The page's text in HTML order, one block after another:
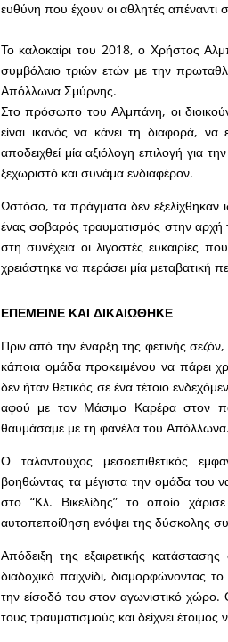
ευθύνη που έχουν οι αθλητές απέναντι
Το καλοκαίρι του 2018, ο Χρήστος
συμβόλαιο τριών ετών με την
Απόλλωνα Σμύρνης.
Στο πρόσωπο του Αλμπάνη, οι
είναι ικανός να κάνει τη διαφορά,
αποδειχθεί μία αξιόλογη επιλογή για
ξεχωριστό και συνάμα ενδιαφέρον.
Ωστόσο, τα πράγματα δεν εξελίχθηκαν
ένας σοβαρός τραυματισμός στην αρχή
στη συνέχεια οι λιγοστές ευκαιρίες
χρειάστηκε να περάσει μία μεταβατική
ΕΠΕΜΕΙΝΕ ΚΑΙ ΔΙΚΑΙΩΘΗΚΕ
Πριν από την έναρξη της φετινής
κάποια ομάδα προκειμένου να πάρει
δεν ήταν θετικός σε ένα τέτοιο
αφού με τον Μάσιμο Καρέρα στον
θαυμάσαμε με τη φανέλα του Απόλλωνα.
Ο ταλαντούχος μεσοεπιθετικός
βοηθώντας τα μέγιστα την ομάδα του
στο “Κλ. Βικελίδης” το οποίο
αυτοπεποίθηση ενόψει της δύσκολης
Απόδειξη της εξαιρετικής
διαδοχικό παιχνίδι, διαμορφώνοντας
την είσοδό του στον αγωνιστικό χώρο.
τους τραυματισμούς και δείχνει